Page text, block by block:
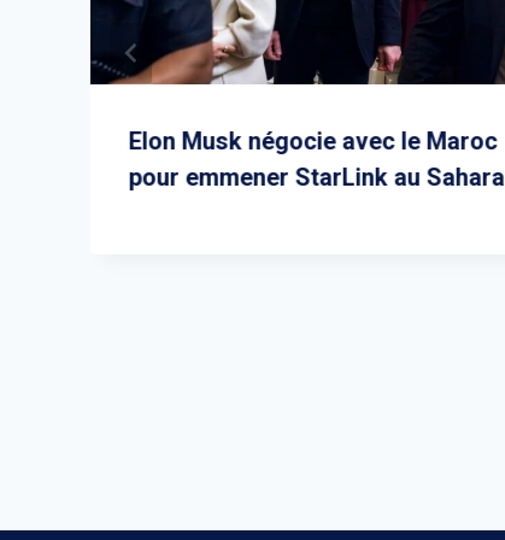
Elon Musk négocie avec le Maroc
pour emmener StarLink au Sahara